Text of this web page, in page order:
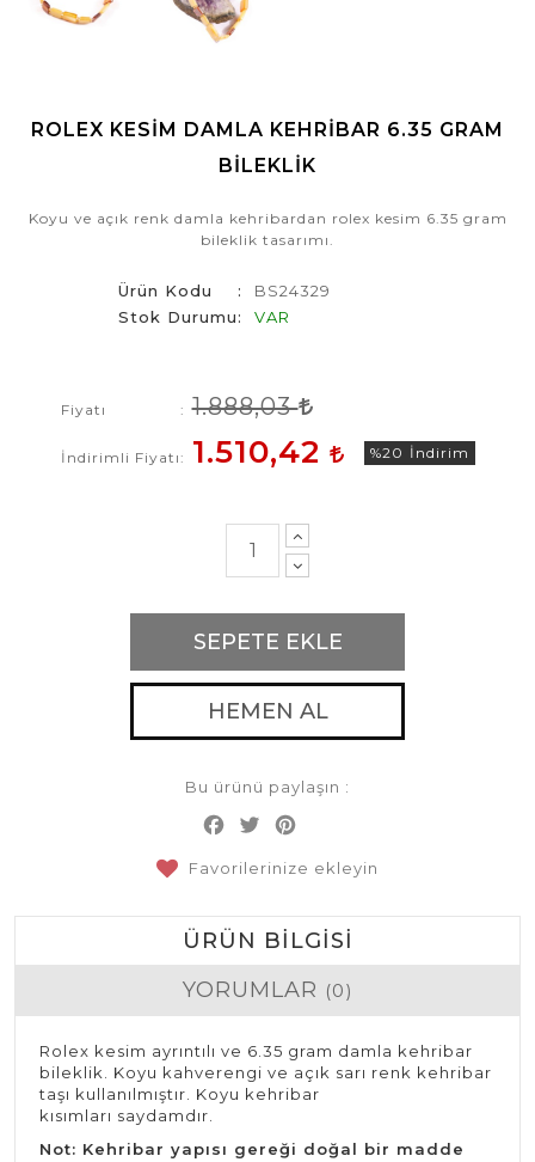
ROLEX KESIM DAMLA KEHRIBAR 6.35 GRAM
BILEKLIK
Koyu ve açık renk damla kehribardan rolex kesim 6.35 gram
bileklik tasarımı.
Ürün Kodu
BS24329
Stok Durumu
VAR
Fiyatı 1.888,03
İndirimli Fiyatı 1.510,42 %20 İndirim
SEPETE EKLE
HEMEN AL
Bu ürünü paylaşın :
Facebook
Twitter
Favorilerinize ekleyin
ÜRÜN BILGISI
YORUMLAR (0)
Rolex kesim ayrıntılı ve 6.35 gram damla kehribar
bileklik. Koyu kahverengi ve açık sarı renk kehribar
taşı kullanılmıştır. Koyu kehribar
kısımları saydamdır.
Not: Kehribar yapısı gereği doğal bir madde